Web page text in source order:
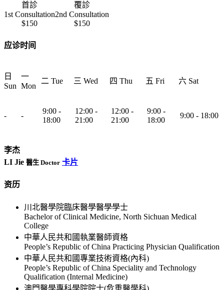
首診
1st Consultation
覆診
2nd Consultation
$150
$150
应诊时间
日
Sun
一
Mon
二 Tue 三 Wed 四 Thu 五 Fri 六 Sat
- -
9:00 -
18:00
12:00 -
21:00
12:00 -
21:00
9:00 -
18:00
9:00 - 18:00
李杰
LI Jie 醫生 Doctor 卡片
资历
川北醫學院臨床醫學醫學學士
Bachelor of Clinical Medicine, North Sichuan Medical
College
中華人民共和國執業醫師資格
People’s Republic of China Practicing Physician Qualification
中華人民共和國專業技術資格(內科)
People’s Republic of China Speciality and Technology
Qualification (Internal Medicine)